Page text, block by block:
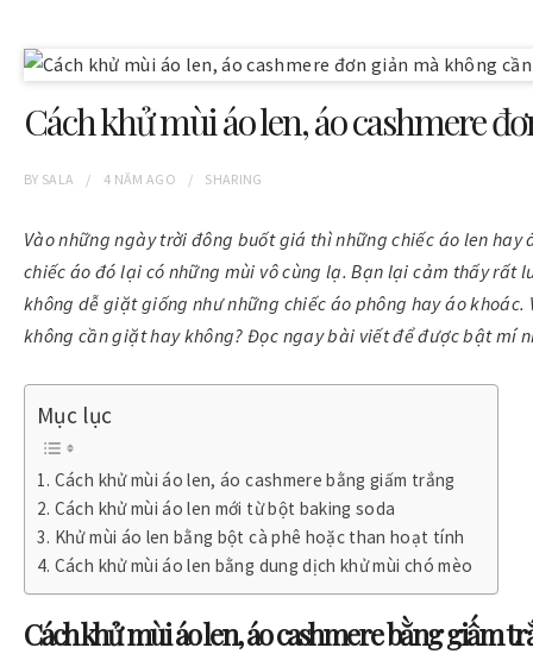
Cách khử mùi áo len, áo cashmere
BY SALA 4 NĂM AGO SHARING
Vào những ngày trời đông buốt giá thì những chiếc áo len
chiếc áo đó lại có những mùi vô cùng lạ. Bạn lại cảm thấy rất
không dễ giặt giống như những chiếc áo phông hay áo
không cần giặt hay không? Đọc ngay bài viết để được bật mí
Mục lục
Cách khử mùi áo len, áo cashmere bằng giấm trắng
Cách khử mùi áo len mới từ bột baking soda
Khử mùi áo len bằng bột cà phê hoặc than hoạt tính
Cách khử mùi áo len bằng dung dịch khử mùi chó mèo
Cách khử mùi áo len, áo cashmere bằng giấm